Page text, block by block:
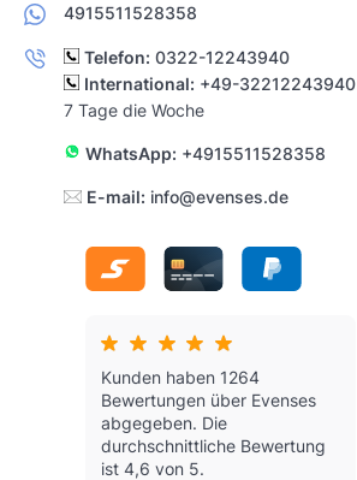
4915511528358
Telefon: 0322-12243940
International: +49-32212243940
7 Tage die Woche
WhatsApp: +4915511528358
E-mail: info@evenses.de
Kunden haben 1264
Bewertungen über Evenses
abgegeben. Die
durchschnittliche Bewertung
ist 4,6 von 5.